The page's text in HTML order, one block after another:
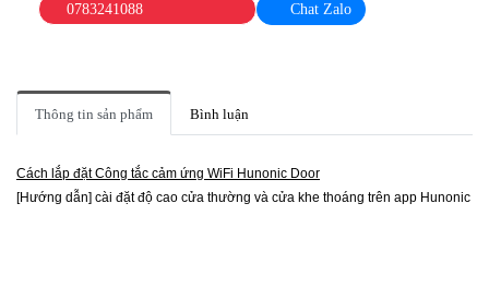
0783241088 Chat Zalo
Thông tin sản phẩm Bình luận
Cách lắp đặt Công tắc cảm ứng WiFi Hunonic Door
[Hướng dẫn] cài đặt độ cao cửa thường và cửa khe thoáng trên app Hunonic |